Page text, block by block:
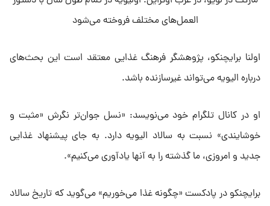
العمل‌های مختلف فروخته می‌شود
اولنا برایچنکو، پژوهشگر فرهنگ غذایی معتقد است این بحث‌های
درباره الیویه می‌تواند غیر‌سازنده باشد.
او در کانال تلگرام خود می‌نویسد: «نسل جوان‌تر نگرش «مثبت و
خوشایندی» نسبت به سالاد الیویه دارد. به جای پیشنهاد غذایی
جدید و امروزی، ما گذشته را به آنها یادآوری می‌کنیم».
برایچنکو در پادکست «چگونه غذا می‌خوریم» می‌گوید که تاریخ سالاد